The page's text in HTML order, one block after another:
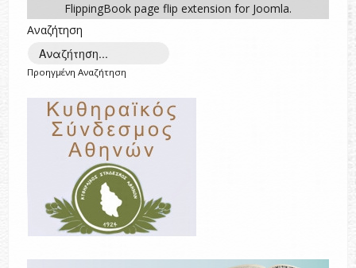
FlippingBook page flip extension for Joomla.
Αναζήτηση
Προηγμένη Αναζήτηση